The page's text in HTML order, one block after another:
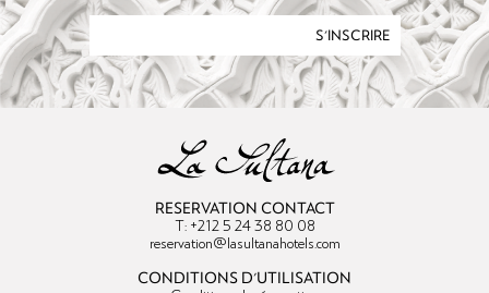
S'INSCRIRE
RESERVATION CONTACT
T: +212 5 24 38 80 08
reservation@lasultanahotels.com
CONDITIONS D'UTILISATION